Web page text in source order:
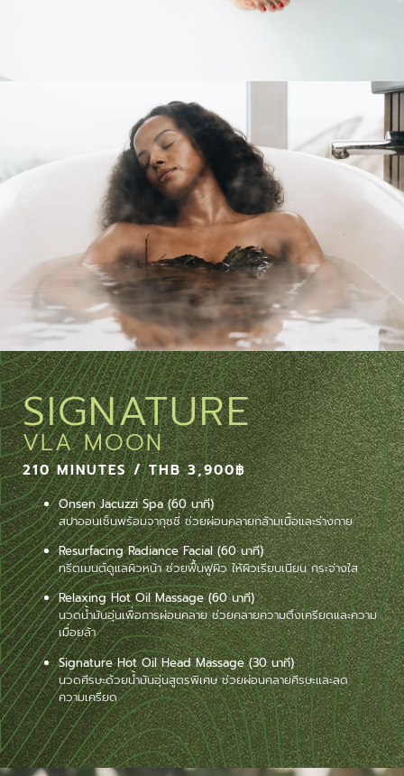
SIGNATURE
VLA MOON
210 MINUTES / THB 3,900฿
Onsen Jacuzzi Spa (60 นาที)
สปาออนเซ็นพร้อมจากุซซี่ ช่วยผ่อนคลายกล้ามเนื้อและร่างกาย
Resurfacing Radiance Facial (60 นาที)
ทรีตเมนต์ดูแลผิวหน้า ช่วยฟื้นฟูผิว ให้ผิวเรียบเนียน กระจ่างใส
Relaxing Hot Oil Massage (60 นาที)
นวดน้ำมันอุ่นเพื่อการผ่อนคลาย ช่วยคลายความตึงเครียดและความ
เมื่อยล้า
Signature Hot Oil Head Massage (30 นาที)
นวดศีรษะด้วยน้ำมันอุ่นสูตรพิเศษ ช่วยผ่อนคลายศีรษะและลด
ความเครียด